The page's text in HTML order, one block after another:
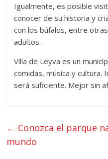
Igualmente, es posible
conocer de su historia y
con los búfalos, entre
adultos.
Villa de Leyva es un
comidas, música y cultura.
será suficiente. Mejor sin
← Conozca el parque
mundo